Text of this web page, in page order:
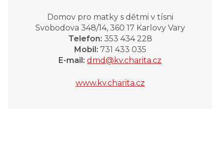
Domov pro matky s dětmi v tísni
Svobodova 348/14, 360 17 Karlovy Vary
Telefon: 353 434 228
Mobil: 731 433 035
E-mail: dmd@kv.charita.cz
www.kv.charita.cz